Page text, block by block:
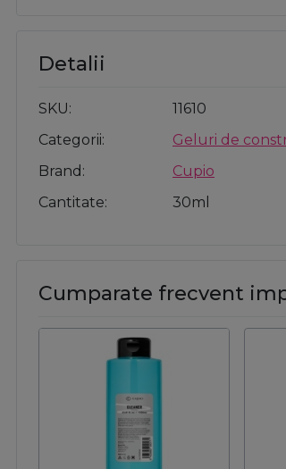
Detalii
SKU
11610
Categorii
Geluri de
Brand
Cupio
Cantitate
30ml
Cumparate frecvent